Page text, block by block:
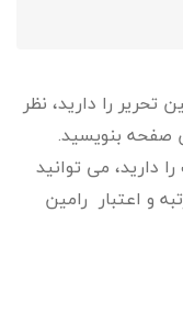
را دارید، نظر
صفحه بنویسید.
دارید، می توانید
و اعتبار رامین